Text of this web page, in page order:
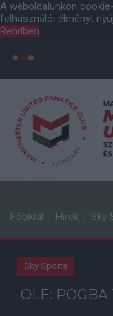
A weboldalunkon
felhasználói élményt
Rendben
Főoldal Hírek Sky
Sky Sports
OLE: